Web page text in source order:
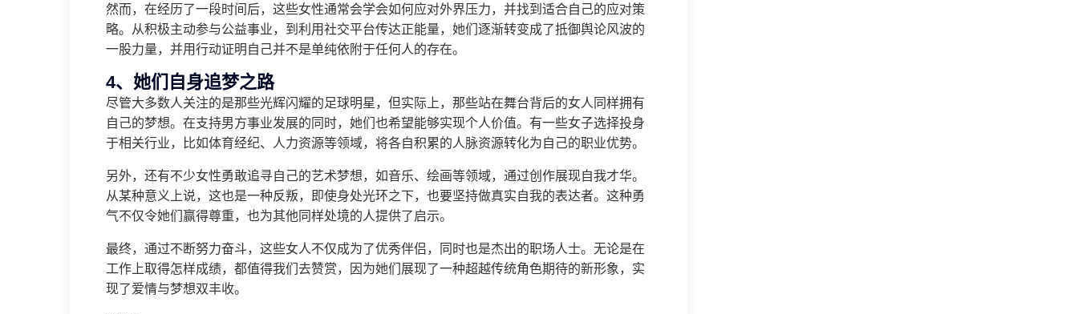
然而，在经历了一段时间后，这些女性通常会学会如何应对外界压力，并找到适合自己的应对策
略。从积极主动参与公益事业，到利用社交平台传达正能量，她们逐渐转变成了抵御舆论风波的
一股力量，并用行动证明自己并不是单纯依附于任何人的存在。
4、她们自身追梦之路
尽管大多数人关注的是那些光辉闪耀的足球明星，但实际上，那些站在舞台背后的女人同样拥有
自己的梦想。在支持男方事业发展的同时，她们也希望能够实现个人价值。有一些女子选择投身
于相关行业，比如体育经纪、人力资源等领域，将各自积累的人脉资源转化为自己的职业优势。
另外，还有不少女性勇敢追寻自己的艺术梦想，如音乐、绘画等领域，通过创作展现自我才华。
从某种意义上说，这也是一种反叛，即使身处光环之下，也要坚持做真实自我的表达者。这种勇
气不仅令她们赢得尊重，也为其他同样处境的人提供了启示。
最终，通过不断努力奋斗，这些女人不仅成为了优秀伴侣，同时也是杰出的职场人士。无论是在
工作上取得怎样成绩，都值得我们去赞赏，因为她们展现了一种超越传统角色期待的新形象，实
现了爱情与梦想双丰收。